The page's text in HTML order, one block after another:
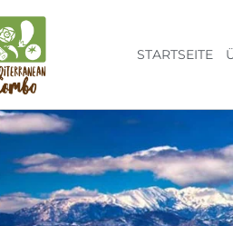
STARTSEITE